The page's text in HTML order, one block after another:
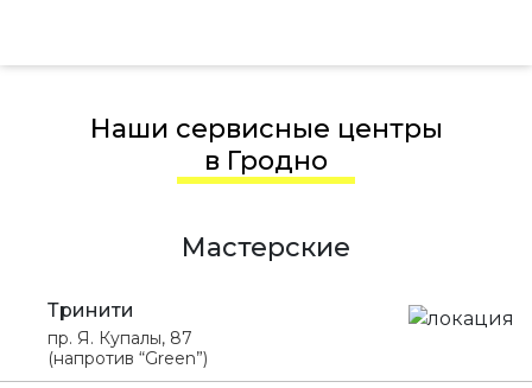
Наши сервисные центры
в Гродно
Мастерские
Тринити
пр. Я. Купалы, 87
(напротив “Green”)